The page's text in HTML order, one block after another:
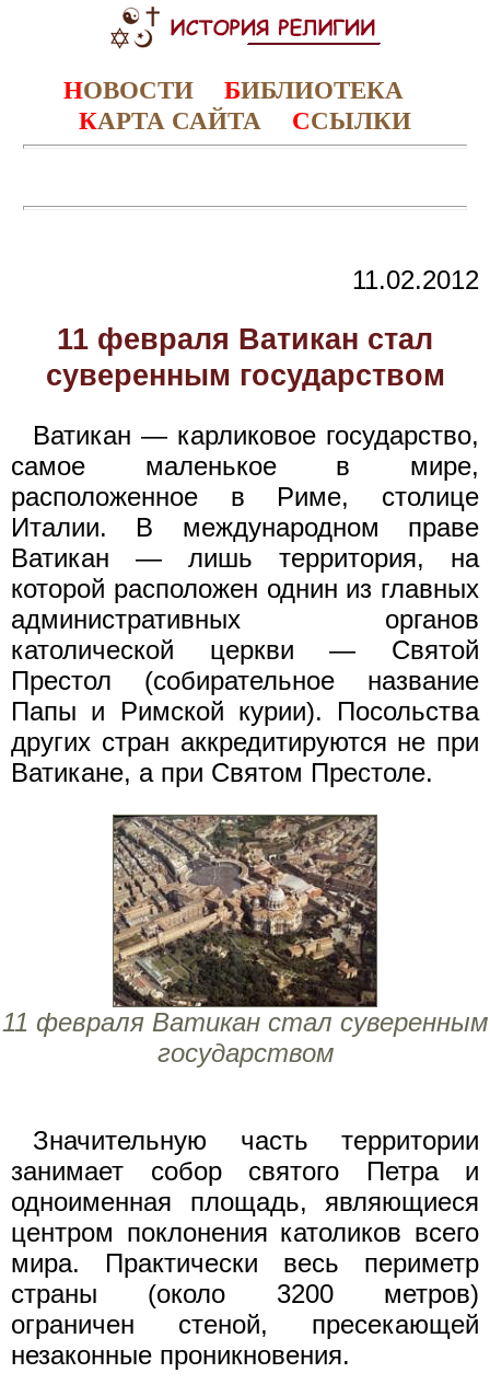
НОВОСТИ БИБЛИОТЕКА
КАРТА САЙТА ССЫЛКИ
11.02.2012
11 февраля Ватикан стал
суверенным государством
Ватикан — карликовое государство,
самое маленькое в мире,
расположенное в Риме, столице
Италии. В международном праве
Ватикан — лишь территория, на
которой расположен однин из главных
административных органов
католической церкви — Святой
Престол (собирательное название
Папы и Римской курии). Посольства
других стран аккредитируются не при
Ватикане, а при Святом Престоле.
11 февраля Ватикан стал суверенным
государством
Значительную часть территории
занимает собор святого Петра и
одноименная площадь, являющиеся
центром поклонения католиков всего
мира. Практически весь периметр
страны (около 3200 метров)
ограничен стеной, пресекающей
незаконные проникновения.